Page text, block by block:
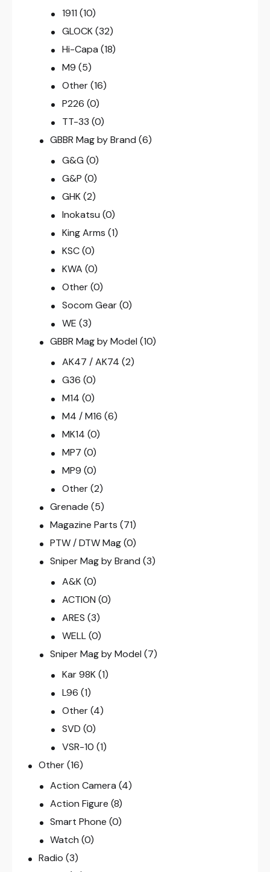
1911 (10)
GLOCK (32)
Hi-Capa (18)
M9 (5)
Other (16)
P226 (0)
TT-33 (0)
GBBR Mag by Brand (6)
G&G (0)
G&P (0)
GHK (2)
Inokatsu (0)
King Arms (1)
KSC (0)
KWA (0)
Other (0)
Socom Gear (0)
WE (3)
GBBR Mag by Model (10)
AK47 / AK74 (2)
G36 (0)
M14 (0)
M4 / M16 (6)
MK14 (0)
MP7 (0)
MP9 (0)
Other (2)
Grenade (5)
Magazine Parts (71)
PTW / DTW Mag (0)
Sniper Mag by Brand (3)
A&K (0)
ACTION (0)
ARES (3)
WELL (0)
Sniper Mag by Model (7)
Kar 98K (1)
L96 (1)
Other (4)
SVD (0)
VSR-10 (1)
Other(16)
Action Camera (4)
Action Figure (8)
Smart Phone (0)
Watch (0)
Radio (3)